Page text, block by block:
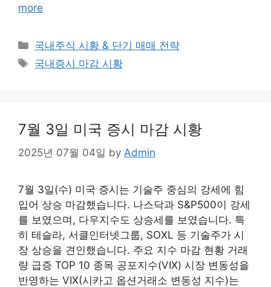
more
Categories
국내주식 시황 & 단기 매매 전략
Tags
국내증시 마감 시황
7월 3일 미국 증시 마감 시황
2025년 07월 04일 by Admin
7월 3일(수) 미국 증시는 기술주 중심의 강세에 힘
입어 상승 마감했습니다. 나스닥과 S&P500이 강세
를 보였으며, 다우지수도 상승세를 보였습니다. 특
히 테슬라, 서클인터넷그룹, SOXL 등 기술주가 시
장 상승을 견인했습니다. 주요 지수 마감 현황 거래
량 급증 TOP 10 종목 공포지수(VIX) 시장 변동성을
반영하는 VIX(시카고 옵션거래소 변동성 지수)는